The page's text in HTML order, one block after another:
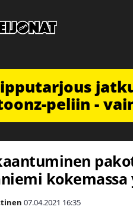
peliin -
07.04.2021 16:35